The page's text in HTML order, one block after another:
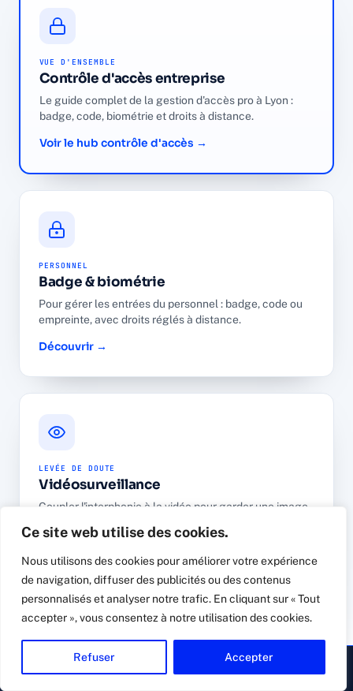
Ce site web utilise des cookies.
Nous utilisons des cookies pour améliorer votre expérience
de navigation, diffuser des publicités ou des contenus
personnalisés et analyser notre trafic. En cliquant sur « Tout
accepter », vous consentez à notre utilisation des cookies.
Refuser Accepter
VUE D'ENSEMBLE
Contrôle d'accès entreprise
Le guide complet de la gestion d'accès pro à Lyon :
badge, code, biométrie et droits à distance.
Voir le hub contrôle d'accès →
PERSONNEL
Badge & biométrie
Pour gérer les entrées du personnel : badge, code ou
empreinte, avec droits réglés à distance.
Découvrir →
LEVÉE DE DOUTE
Vidéosurveillance
Coupler l'interphonie à la vidéo pour garder une image
Compléter avec une alarme intrusion certifiée NF